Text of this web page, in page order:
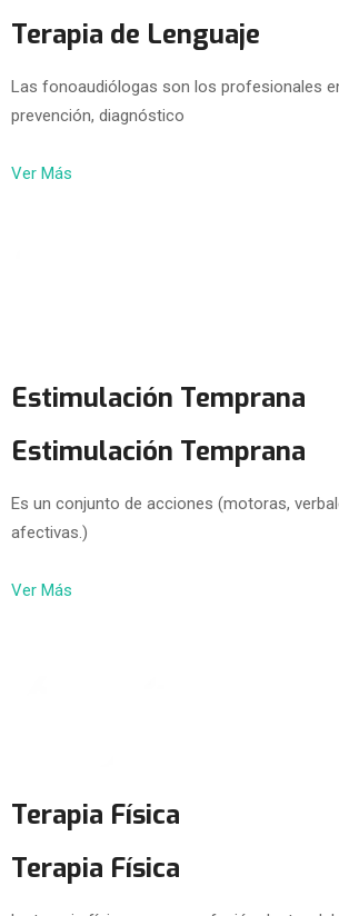
Terapia de Lenguaje
Las fonoaudiólogas son los profesionales
prevención, diagnóstico
Ver Más
Estimulación Temprana
Estimulación Temprana
Es un conjunto de acciones (motoras,
afectivas.)
Ver Más
Terapia Física
Terapia Física